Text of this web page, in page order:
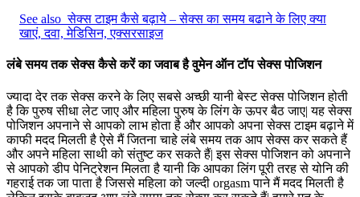
See also सेक्स टाइम कैसे बढ़ाये – सेक्स का समय बढाने के लिए क्या
खाएं, दवा, मेडिसिन, एक्सरसाइज
लंबे समय तक सेक्स कैसे करें का जवाब है वुमेन ऑन टॉप सेक्स पोजिशन
ज्यादा देर तक सेक्स करने के लिए सबसे अच्छी यानी बेस्ट सेक्स पोजिशन होती
है कि पुरुष सीधा लेट जाए और महिला पुरुष के लिंग के ऊपर बैठ जाए| यह सेक्स
पोजिशन अपनाने से आपको लाभ होता है और आपको अपना सेक्स टाइम बढ़ाने में
काफी मदद मिलती है ऐसे मैं जितना चाहे लंबे समय तक आप सेक्स कर सकते हैं
और अपने महिला साथी को संतुष्ट कर सकते हैं| इस सेक्स पोजिशन को अपनाने
से आपको डीप पेनिट्रेशन मिलता है यानी कि आपका लिंग पूरी तरह से योनि की
गहराई तक जा पाता है जिससे महिला को जल्दी orgasm पाने मैं मदद मिलती है